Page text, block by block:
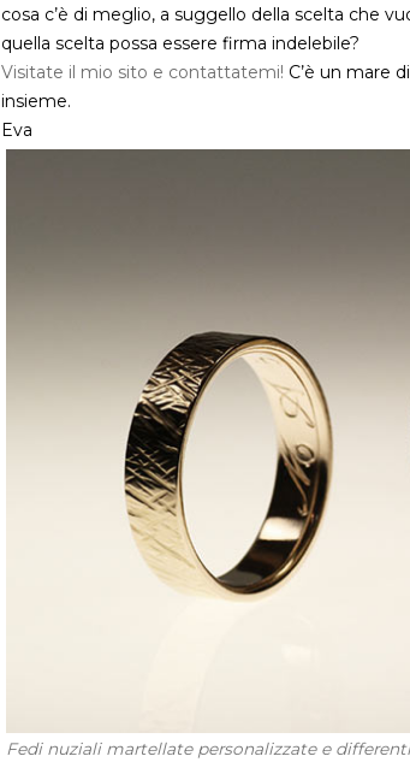
cosa c’è di meglio, a suggello della scelta che
quella scelta possa essere firma indelebile?
Visitate il mio sito e contattatemi! C’è un mare
insieme.
Eva
Fedi nuziali martellate personalizzate e